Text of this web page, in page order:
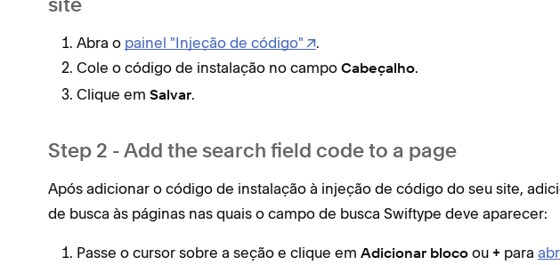
site
Abra o painel "Injeção de código"
.
Cole o código de instalação no campo Cabeçalho.
Clique em Salvar.
Step 2 - Add the search field code to a page
Após adicionar o código de instalação à injeção de código do seu site,
de busca às páginas nas quais o campo de busca Swiftype deve aparecer:
Passe o cursor sobre a seção e clique em Adicionar bloco ou + para